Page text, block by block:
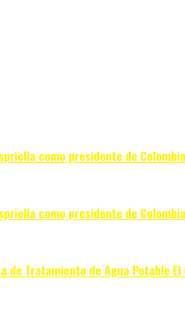
como presidente de Colombia
como presidente de Colombia
Tratamiento de Agua Potable El